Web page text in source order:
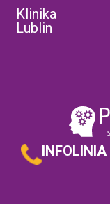
Klinika
Lublin
INFOLINIA